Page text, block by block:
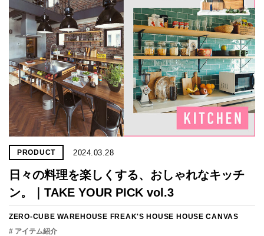
PRODUCT 2024.03.28
日々の料理を楽しくする、おしゃれなキッチ
ン。｜TAKE YOUR PICK vol.3
ZERO-CUBE WAREHOUSE FREAK'S HOUSE HOUSE CANVAS
# アイテム紹介